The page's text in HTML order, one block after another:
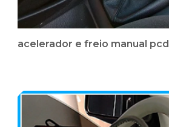
acelerador e freio manual pcd